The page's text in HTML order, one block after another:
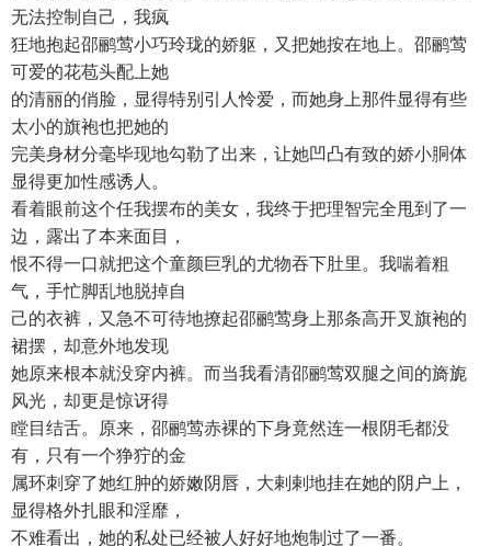
无法控制自己，我疯
狂地抱起邵鹂莺小巧玲珑的娇躯，又把她按在地上。邵鹂莺
可爱的花苞头配上她
的清丽的俏脸，显得特别引人怜爱，而她身上那件显得有些
太小的旗袍也把她的
完美身材分毫毕现地勾勒了出来，让她凹凸有致的娇小胴体
显得更加性感诱人。
看着眼前这个任我摆布的美女，我终于把理智完全甩到了一
边，露出了本来面目，
恨不得一口就把这个童颜巨乳的尤物吞下肚里。我喘着粗
气，手忙脚乱地脱掉自
己的衣裤，又急不可待地撩起邵鹂莺身上那条高开叉旗袍的
裙摆，却意外地发现
她原来根本就没穿内裤。而当我看清邵鹂莺双腿之间的旖旎
风光，却更是惊讶得
瞠目结舌。原来，邵鹂莺赤裸的下身竟然连一根阴毛都没
有，只有一个狰狞的金
属环刺穿了她红肿的娇嫩阴唇，大剌剌地挂在她的阴户上，
显得格外扎眼和淫靡，
不难看出，她的私处已经被人好好地炮制过了一番。